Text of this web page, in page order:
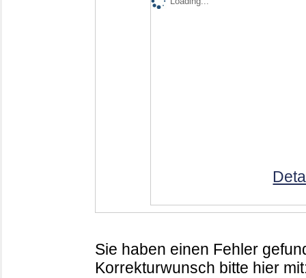
Sie haben einen Fehler
Korrekturwunsch bitte hier